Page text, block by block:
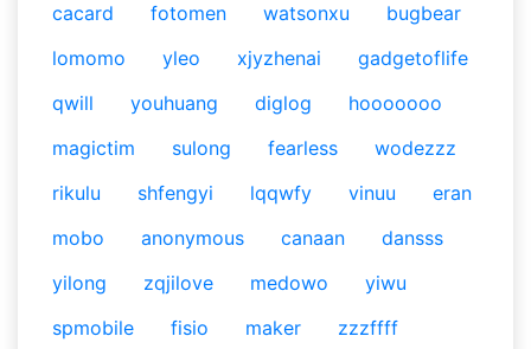
cacard
fotomen watsonxu
bugbear
lomomo
yleo xjyzhenai
gadgetoflife
qwill
youhuang diglog
hooooooo
magictim
sulong fearless
wodezzz
rikulu
shfengyi lqqwfy vinuu
eran
mobo
anonymous canaan
dansss
yilong
zqjilove medowo
yiwu
spmobile
fisio maker
zzzffff